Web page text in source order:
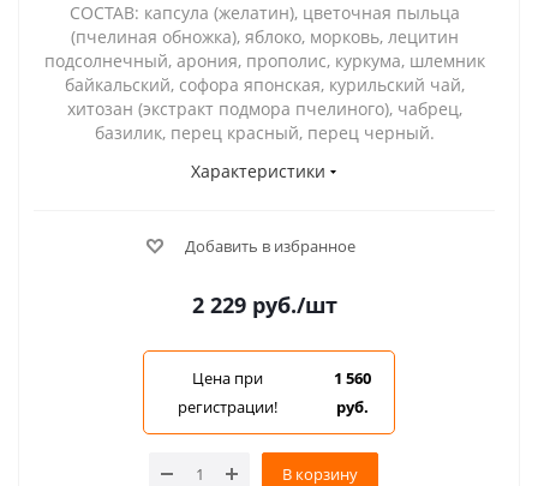
СОСТАВ: капсула (желатин), цветочная пыльца
(пчелиная обножка), яблоко, морковь, лецитин
подсолнечный, арония, прополис, куркума, шлемник
байкальский, софора японская, курильский чай,
хитозан (экстракт подмора пчелиного), чабрец,
базилик, перец красный, перец черный.
Характеристики
Добавить в избранное
2 229 руб./шт
Цена при
регистрации!
1 560
руб.
В корзину